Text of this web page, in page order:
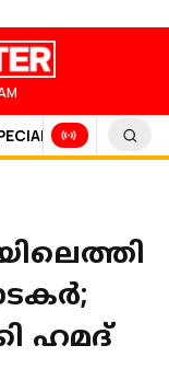
SPORTS
ഹമദ്